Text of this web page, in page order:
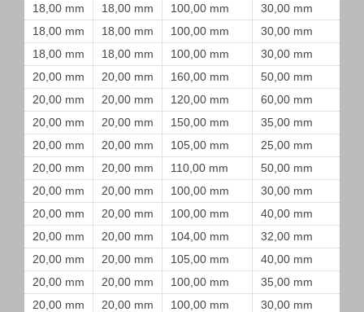
18,00 mm
18,00 mm 100,00 mm
30,00 mm
18,00 mm
18,00 mm 100,00 mm
30,00 mm
18,00 mm
18,00 mm 100,00 mm
30,00 mm
20,00 mm
20,00 mm 160,00 mm
50,00 mm
20,00 mm
20,00 mm 120,00 mm
60,00 mm
20,00 mm
20,00 mm 150,00 mm
35,00 mm
20,00 mm
20,00 mm 105,00 mm
25,00 mm
20,00 mm
20,00 mm 110,00 mm
50,00 mm
20,00 mm
20,00 mm 100,00 mm
30,00 mm
20,00 mm
20,00 mm 100,00 mm
40,00 mm
20,00 mm
20,00 mm 104,00 mm
32,00 mm
20,00 mm
20,00 mm 105,00 mm
40,00 mm
20,00 mm
20,00 mm 100,00 mm
35,00 mm
20,00 mm
20,00 mm 100,00 mm
30,00 mm